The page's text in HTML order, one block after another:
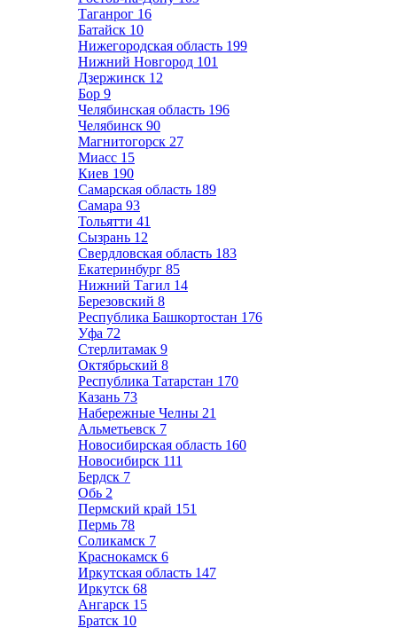
Таганрог 16
Батайск 10
Нижегородская область 199
Нижний Новгород 101
Дзержинск 12
Бор 9
Челябинская область 196
Челябинск 90
Магнитогорск 27
Миасс 15
Киев 190
Самарская область 189
Самара 93
Тольятти 41
Сызрань 12
Свердловская область 183
Екатеринбург 85
Нижний Тагил 14
Березовский 8
Республика Башкортостан 176
Уфа 72
Стерлитамак 9
Октябрьский 8
Республика Татарстан 170
Казань 73
Набережные Челны 21
Альметьевск 7
Новосибирская область 160
Новосибирск 111
Бердск 7
Обь 2
Пермский край 151
Пермь 78
Соликамск 7
Краснокамск 6
Иркутская область 147
Иркутск 68
Ангарск 15
Братск 10